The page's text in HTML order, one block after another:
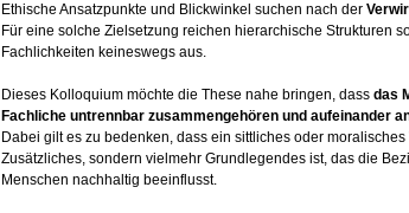
Ethische Ansatzpunkte und Blickwinkel suchen nach der
Für eine solche Zielsetzung reichen hierarchische Strukturen
Fachlichkeiten keineswegs aus.
Dieses Kolloquium möchte die These nahe bringen, dass das
Fachliche untrennbar zusammengehören und aufeinander
Dabei gilt es zu bedenken, dass ein sittliches oder
Zusätzliches, sondern vielmehr Grundlegendes ist, das die
Menschen nachhaltig beeinflusst.